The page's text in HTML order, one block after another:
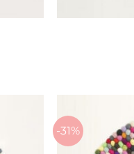
-31%